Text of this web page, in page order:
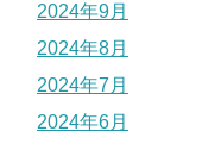
2024年9月
2024年8月
2024年7月
2024年6月